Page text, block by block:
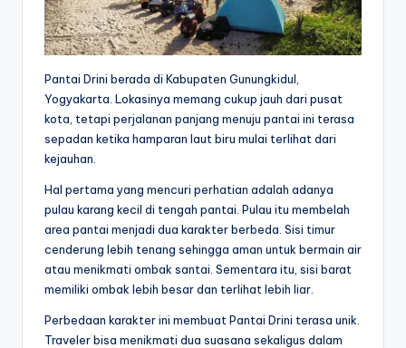
Pantai Drini berada di Kabupaten Gunungkidul,
Yogyakarta. Lokasinya memang cukup jauh dari pusat
kota, tetapi perjalanan panjang menuju pantai ini terasa
sepadan ketika hamparan laut biru mulai terlihat dari
kejauhan.
Hal pertama yang mencuri perhatian adalah adanya
pulau karang kecil di tengah pantai. Pulau itu membelah
area pantai menjadi dua karakter berbeda. Sisi timur
cenderung lebih tenang sehingga aman untuk bermain air
atau menikmati ombak santai. Sementara itu, sisi barat
memiliki ombak lebih besar dan terlihat lebih liar.
Perbedaan karakter ini membuat Pantai Drini terasa unik.
Traveler bisa menikmati dua suasana sekaligus dalam